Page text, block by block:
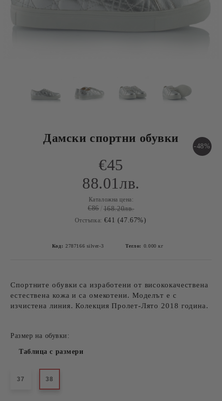
Дамски спортни обувки
-48%
€45
88.01лв.
Каталожна цена:
€86 168.20лв.
Отстъпка: €41 (47.67%)
Код: 2787166 silver-3 Тегло: 0.000 кг
Спортните обувки са изработени от висококачествена
естествена кожа и са омекотени. Моделът е с
изчистена линия. Колекция Пролет-Лято 2018 година.
Размер на обувки:
Таблица с размери
37 38